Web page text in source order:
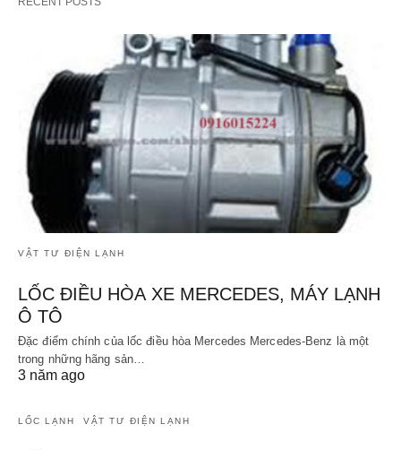
VẬT TƯ ĐIỆN LẠNH
LỐC ĐIỀU HÒA XE MERCEDES, MÁY LẠNH
Ô TÔ
Đặc điểm chính của lốc điều hòa Mercedes Mercedes-Benz là một
trong những hãng sản…
3 năm ago
LỐC LẠNH VẬT TƯ ĐIỆN LẠNH